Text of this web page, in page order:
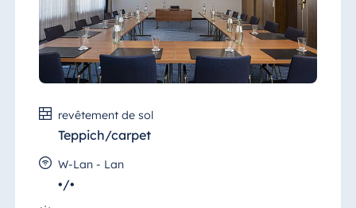
revêtement de sol
Teppich/carpet
W-Lan - Lan
•/•